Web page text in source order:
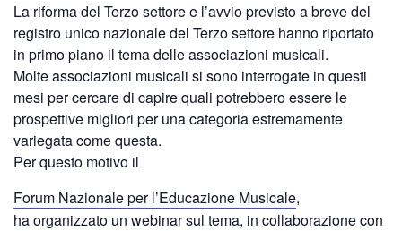
La riforma del Terzo settore e l’avvio previsto a breve del
registro unico nazionale del Terzo settore hanno riportato
in primo piano il tema delle associazioni musicali.
Molte associazioni musicali si sono interrogate in questi
mesi per cercare di capire quali potrebbero essere le
prospettive migliori per una categoria estremamente
variegata come questa.
Per questo motivo il
Forum Nazionale per l’Educazione Musicale,
ha organizzato un webinar sul tema, in collaborazione con